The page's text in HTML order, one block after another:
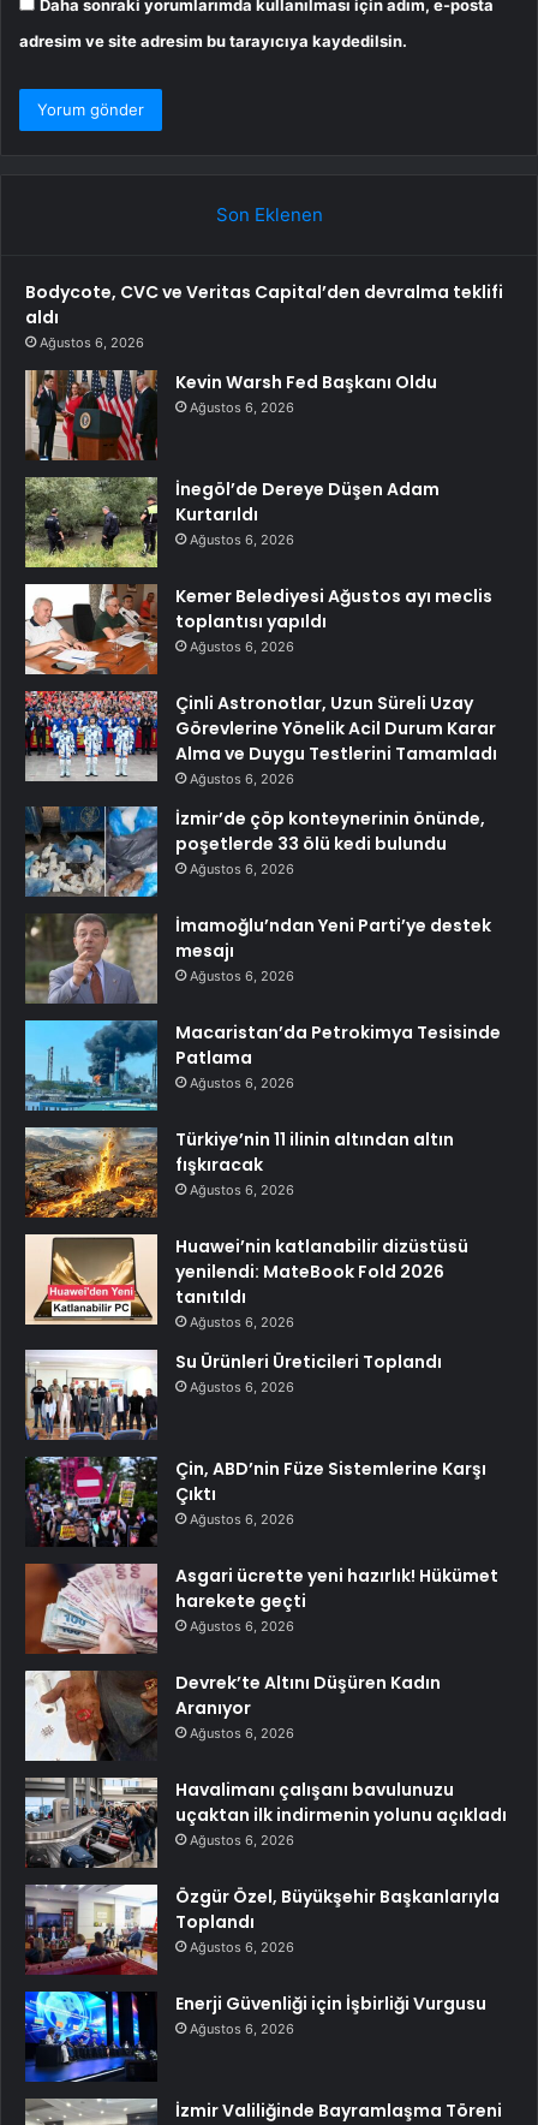
Daha sonraki yorumlarımda kullanılması için adım, e-posta
adresim ve site adresim bu tarayıcıya kaydedilsin.
Son Eklenen
Bodycote, CVC ve Veritas Capital’den devralma teklifi
aldı
Ağustos 6, 2026
Kevin Warsh Fed Başkanı Oldu
Ağustos 6, 2026
İnegöl’de Dereye Düşen Adam
Kurtarıldı
Ağustos 6, 2026
Kemer Belediyesi Ağustos ayı meclis
toplantısı yapıldı
Ağustos 6, 2026
Çinli Astronotlar, Uzun Süreli Uzay
Görevlerine Yönelik Acil Durum Karar
Alma ve Duygu Testlerini Tamamladı
Ağustos 6, 2026
İzmir’de çöp konteynerinin önünde,
poşetlerde 33 ölü kedi bulundu
Ağustos 6, 2026
İmamoğlu’ndan Yeni Parti’ye destek
mesajı
Ağustos 6, 2026
Macaristan’da Petrokimya Tesisinde
Patlama
Ağustos 6, 2026
Türkiye’nin 11 ilinin altından altın
fışkıracak
Ağustos 6, 2026
Huawei’nin katlanabilir dizüstüsü
yenilendi: MateBook Fold 2026
tanıtıldı
Ağustos 6, 2026
Su Ürünleri Üreticileri Toplandı
Ağustos 6, 2026
Çin, ABD’nin Füze Sistemlerine Karşı
Çıktı
Ağustos 6, 2026
Asgari ücrette yeni hazırlık! Hükümet
harekete geçti
Ağustos 6, 2026
Devrek’te Altını Düşüren Kadın
Aranıyor
Ağustos 6, 2026
Havalimanı çalışanı bavulunuzu
uçaktan ilk indirmenin yolunu açıkladı
Ağustos 6, 2026
Özgür Özel, Büyükşehir Başkanlarıyla
Toplandı
Ağustos 6, 2026
Enerji Güvenliği için İşbirliği Vurgusu
Ağustos 6, 2026
İzmir Valiliğinde Bayramlaşma Töreni